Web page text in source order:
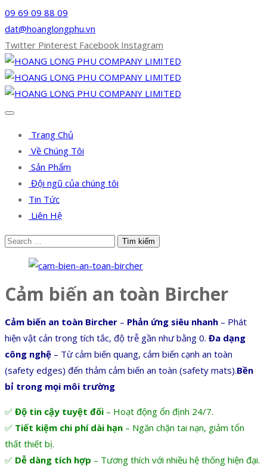
09 69 09 88 09
dat@hoanglongphu.vn
Twitter Pinterest Facebook Instagram
Trang Chủ
Về Chúng Tôi
Sản Phẩm
Đội ngũ của chúng tôi
Tin Tức
Liên Hệ
Cảm biến an toàn Bircher
Cảm biến an toàn Bircher – Phản ứng siêu nhanh – Phát
hiện vật cản trong tích tắc, độ trễ gần như bằng 0. Đa dạng
công nghệ – Từ cảm biến quang, cảm biến cạnh an toàn
(safety edges) đến thảm cảm biến an toàn (safety mats).Bền
bỉ trong mọi môi trường
✅ Độ tin cậy tuyệt đối – Hoạt động ổn định 24/7.
✅ Tiết kiệm chi phí dài hạn – Ngăn chặn tai nạn, giảm tổn
thất thiết bị.
✅ Dễ dàng tích hợp – Tương thích với nhiều hệ thống hiện đại.